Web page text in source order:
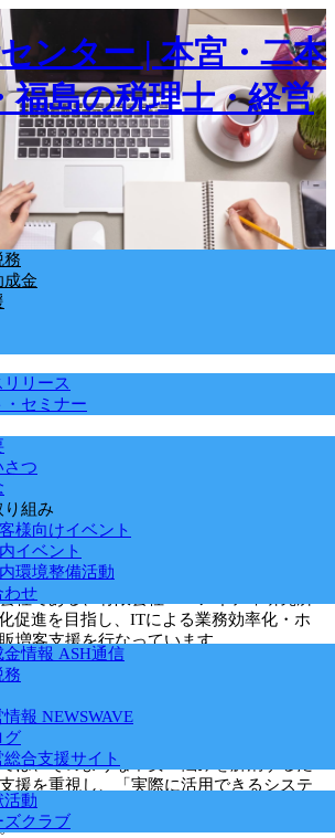
務
成金
リース
・セミナー
さつ
り組み
様向けイベント
イベント
環境整備活動
わせ
金情報 ASH通信
務
報 NEWSWAVE
グ
合支援サイト
活動
ズクラブ
みなさんを少しでもラク
ーは、ワンストップでお客様の悩みにお
ています。
社である、有限会社エーアイティ研究所
促進を目指し、ITによる業務効率化・ホ
増客支援を行なっています。
、IT化の促進が不可欠な現在。私たち
話をお伺いし、システム開発もホームペ
後の活用支援に不満を持たれているお客
ることを痛感しました。
は、そのような不安・悩みを解消するた
援を重視し、「実際に活用できるシステ
るホームページ」「導入後の活用研修」